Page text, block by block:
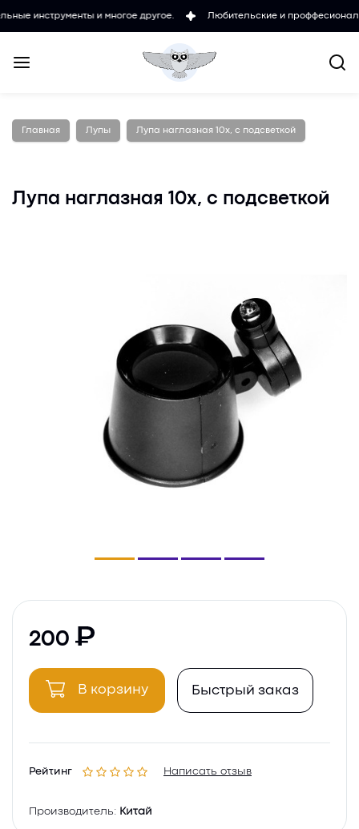
и многое другое. Любительские и проффесиональные
Главная Лупы Лупа наглазная 10х, с подсветкой
Лупа наглазная 10х, с подсветкой
Рейтинг Написать отзыв
Производитель: Китай
200
В корзину Быстрый заказ